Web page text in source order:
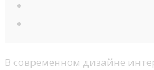
В современном дизайне